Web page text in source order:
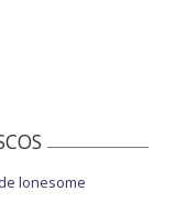
lonesome